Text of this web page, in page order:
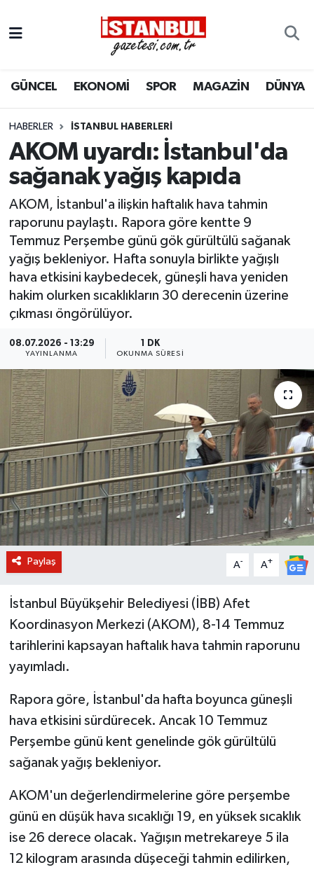
GÜNCEL EKONOMİ SPOR MAGAZİN DÜNYA
HABERLER İSTANBUL HABERLERI
AKOM uyardı: İstanbul'da
sağanak yağış kapıda
AKOM, İstanbul'a ilişkin haftalık hava tahmin
raporunu paylaştı. Rapora göre kentte 9
Temmuz Perşembe günü gök gürültülü sağanak
yağış bekleniyor. Hafta sonuyla birlikte yağışlı
hava etkisini kaybedecek, güneşli hava yeniden
hakim olurken sıcaklıkların 30 derecenin üzerine
çıkması öngörülüyor.
08.07.2026 - 13:29
YAYINLANMA
1 DK
OKUNMA SÜRESI
Paylaş A- A+
İstanbul Büyükşehir Belediyesi (İBB) Afet
Koordinasyon Merkezi (AKOM), 8-14 Temmuz
tarihlerini kapsayan haftalık hava tahmin raporunu
yayımladı.
Rapora göre, İstanbul'da hafta boyunca güneşli
hava etkisini sürdürecek. Ancak 10 Temmuz
Perşembe günü kent genelinde gök gürültülü
sağanak yağış bekleniyor.
AKOM'un değerlendirmelerine göre perşembe
günü en düşük hava sıcaklığı 19, en yüksek sıcaklık
ise 26 derece olacak. Yağışın metrekareye 5 ila
12 kilogram arasında düşeceği tahmin edilirken,
EKONOMİ
İSTANBUL
DÜNYA
SPOR
MAGAZİN
KÜLTÜR SANAT
SAĞLIK
BİLİM VE TEKNOLOJİ
OTOMOBİL
KURUMSAL
Nöbetçi Eczaneler
Hava Durumu
Trafik Durumu
Süper Lig Puan Durumu ve Fikstür
Tüm Manşetler
Son Dakika Haberleri
Haber Arşivi